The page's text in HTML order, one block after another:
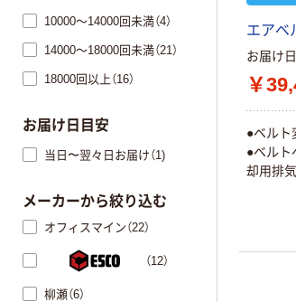
エアベ
お届け日
￥
●ベルト
●ベルト
却用排
10000～14000回未満（4）
14000～18000回未満（21）
18000回以上（16）
お届け日目安
当日〜翌々日お届け（1)
メーカーから絞り込む
オフィスマイン（22）
（12）
柳瀬（6）